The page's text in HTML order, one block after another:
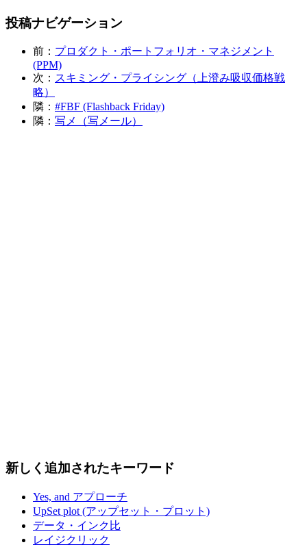
投稿ナビゲーション
前： プロダクト・ポートフォリオ・マネジメント
(PPM)
次： スキミング・プライシング（上澄み吸収価格戦
略）
隣： #FBF (Flashback Friday)
隣： 写メ（写メール）
新しく追加されたキーワード
Yes, and アプローチ
UpSet plot (アップセット・プロット)
データ・インク比
レイジクリック